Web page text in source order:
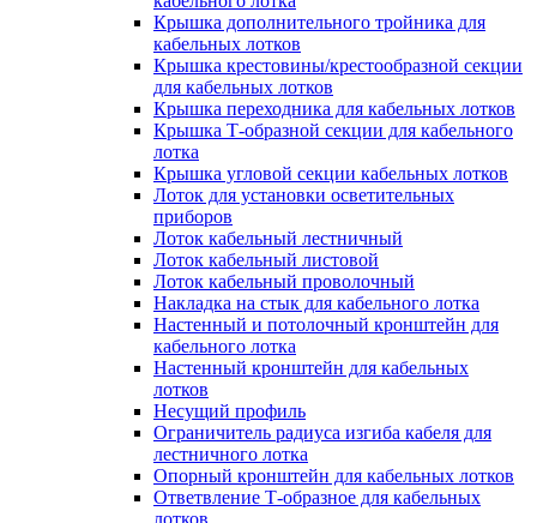
Крышка дополнительного тройника для
кабельных лотков
Крышка крестовины/крестообразной секции
для кабельных лотков
Крышка переходника для кабельных лотков
Крышка Т-образной секции для кабельного
лотка
Крышка угловой секции кабельных лотков
Лоток для установки осветительных
приборов
Лоток кабельный лестничный
Лоток кабельный листовой
Лоток кабельный проволочный
Накладка на стык для кабельного лотка
Настенный и потолочный кронштейн для
кабельного лотка
Настенный кронштейн для кабельных
лотков
Несущий профиль
Ограничитель радиуса изгиба кабеля для
лестничного лотка
Опорный кронштейн для кабельных лотков
Ответвление Т-образное для кабельных
лотков